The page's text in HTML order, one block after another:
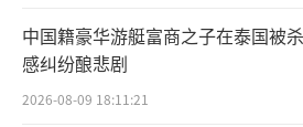
中国籍豪华游艇富商之子在泰国被
感纠纷酿悲剧
2026-08-09 18:11:21